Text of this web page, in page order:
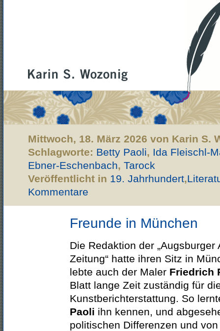
Mittwoch, 18. März 2026 von Karin S.
Schlagworte: Betty Paoli, Ida Fleischl-
Ebner-Eschenbach, Tarock
Veröffentlicht in 19. Jahrhundert,
Kommentare
Freunde in München
Die Redaktion der „Augsburger
Zeitung“ hatte ihren Sitz in
lebte auch der Maler Friedrich
Blatt lange Zeit zuständig für
Kunstberichterstattung. So
Paoli ihn kennen, und
politischen Differenzen und